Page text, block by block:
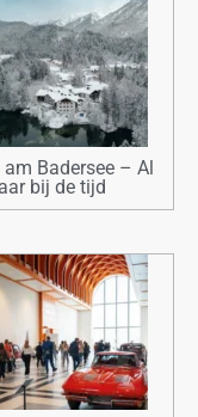
am Badersee – Al
bij de tijd